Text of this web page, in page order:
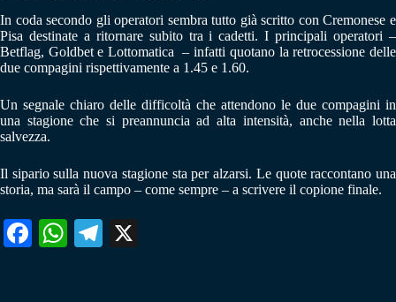
In coda secondo gli operatori sembra tutto già scritto con Cremonese e
Pisa destinate a ritornare subito tra i cadetti. I principali operatori –
Betflag, Goldbet e Lottomatica – infatti quotano la retrocessione delle
due compagini rispettivamente a 1.45 e 1.60.
Un segnale chiaro delle difficoltà che attendono le due compagini in
una stagione che si preannuncia ad alta intensità, anche nella lotta
salvezza.
Il sipario sulla nuova stagione sta per alzarsi. Le quote raccontano una
storia, ma sarà il campo – come sempre – a scrivere il copione finale.
Fa W
Te